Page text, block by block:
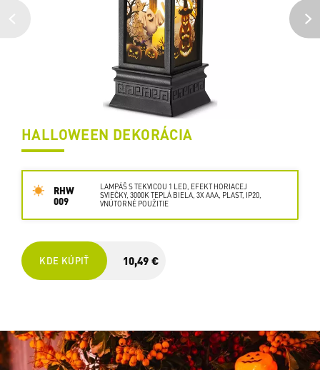
HALLOWEEN DEKORÁCIA
RHW
009
LAMPÁŠ S TEKVICOU 1 LED, EFEKT HORIACEJ
SVIEČKY, 3000K TEPLÁ BIELA, 3X AAA, PLAST, IP20,
VNÚTORNÉ POUŽITIE
KDE KÚPIŤ 10,49 €